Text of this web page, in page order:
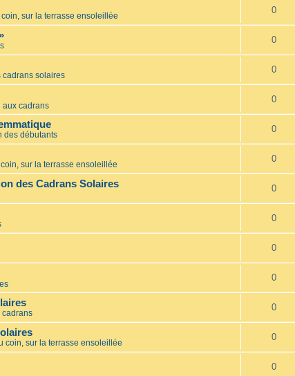
sur la terrasse ensoleillée
0
0
cadrans solaires
0
aux cadrans
0
des débutants
0
sur la terrasse ensoleillée
0
des Cadrans Solaires 0
0
0
0
cadrans
0
coin, sur la terrasse ensoleillée
0
0